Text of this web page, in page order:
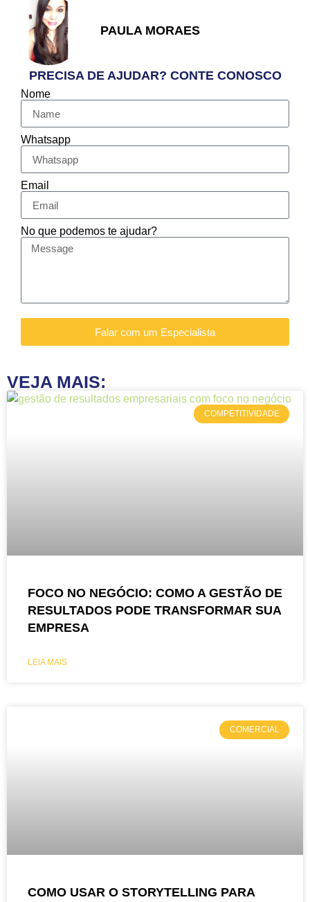
PAULA MORAES
PRECISA DE AJUDAR? CONTE CONOSCO
Nome
Whatsapp
Email
No que podemos te ajudar?
Falar com um Especialista
VEJA MAIS:
COMPETITIVIDADE
FOCO NO NEGÓCIO: COMO A GESTÃO DE
RESULTADOS PODE TRANSFORMAR SUA
EMPRESA
LEIA MAIS
COMERCIAL
COMO USAR O STORYTELLING PARA